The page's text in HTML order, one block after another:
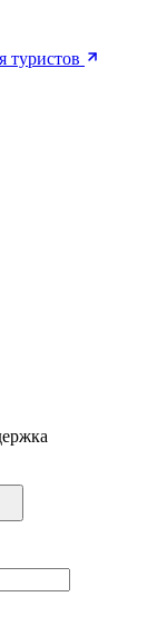
туристов